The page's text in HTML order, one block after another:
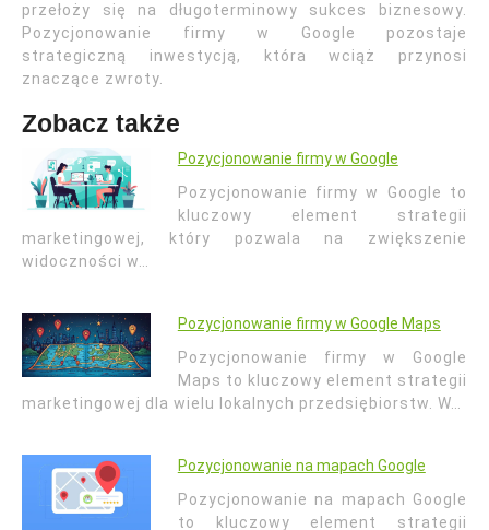
przełoży się na długoterminowy sukces biznesowy.
Pozycjonowanie firmy w Google pozostaje
strategiczną inwestycją, która wciąż przynosi
znaczące zwroty.
Zobacz także
Pozycjonowanie firmy w Google
Pozycjonowanie firmy w Google to
kluczowy element strategii
marketingowej, który pozwala na zwiększenie
widoczności w…
Pozycjonowanie firmy w Google Maps
Pozycjonowanie firmy w Google
Maps to kluczowy element strategii
marketingowej dla wielu lokalnych przedsiębiorstw. W…
Pozycjonowanie na mapach Google
Pozycjonowanie na mapach Google
to kluczowy element strategii